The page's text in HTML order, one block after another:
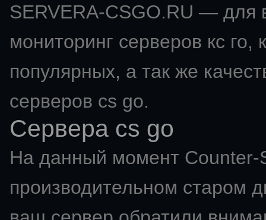
SERVERA-CSGO.RU — для
мониторинг серверов кс го,
популярных, а так же
серверов cs go.
Сервера cs go
На данный момент Counter-
производительном старом